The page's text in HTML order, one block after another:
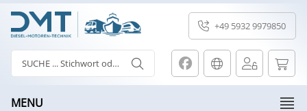
+49 5932 9979850
MENU